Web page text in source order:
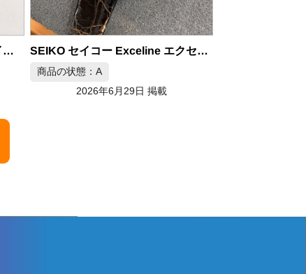
SEIKO セイコー Exceline エクセリーヌ 7320-0450 18KT 腕時計
商品の状態：B
2026年6月29日 掲載